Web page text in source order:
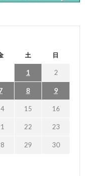
土 日
1 2
8 9
15 16
22 23
29 30